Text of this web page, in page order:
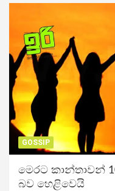
GOSSIP
මෙරට කාන්තාවන්
බව හෙළිවෙයි